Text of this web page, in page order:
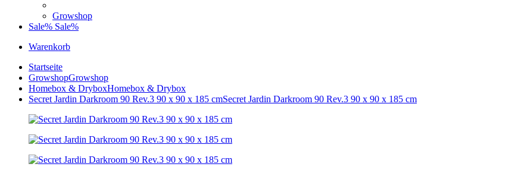
Growshop
Sale% Sale%
Warenkorb
Startseite
GrowshopGrowshop
Homebox & DryboxHomebox & Drybox
Secret Jardin Darkroom 90 Rev.3 90 x 90 x 185 cmSecret Jardin Darkroom 90 Rev.3 90 x 90 x 185 cm